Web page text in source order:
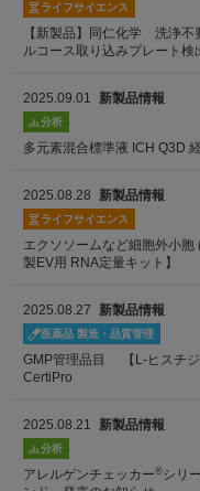
ライフサイエンス
【新製品】同仁化学 洗浄不
ルコース取り込みプレート検
2025.09.01 新製品情報
分析
多元素混合標準液 ICH Q3D
2025.08.28 新製品情報
ライフサイエンス
エクソソームなど細胞外小
製EV用 RNA定量キット】
2025.08.27 新製品情報
医薬品 製造・品質管理
GMP管理品目 【L-ヒスチ
CertiPro
2025.08.21 新製品情報
分析
アレルゲンチェッカー®シリ